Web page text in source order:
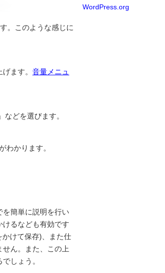
。このような感じに
ます。 音量メニュ
どを選びます。
わかります。
簡単に説明を行い
けるなども有効です
かけて保存)、また仕
せん。また、この上
しょう。
WordPress.org